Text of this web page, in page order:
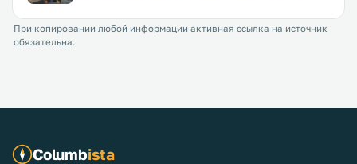
При копировании любой информации активная ссылка на источник
обязательна.
Columbista